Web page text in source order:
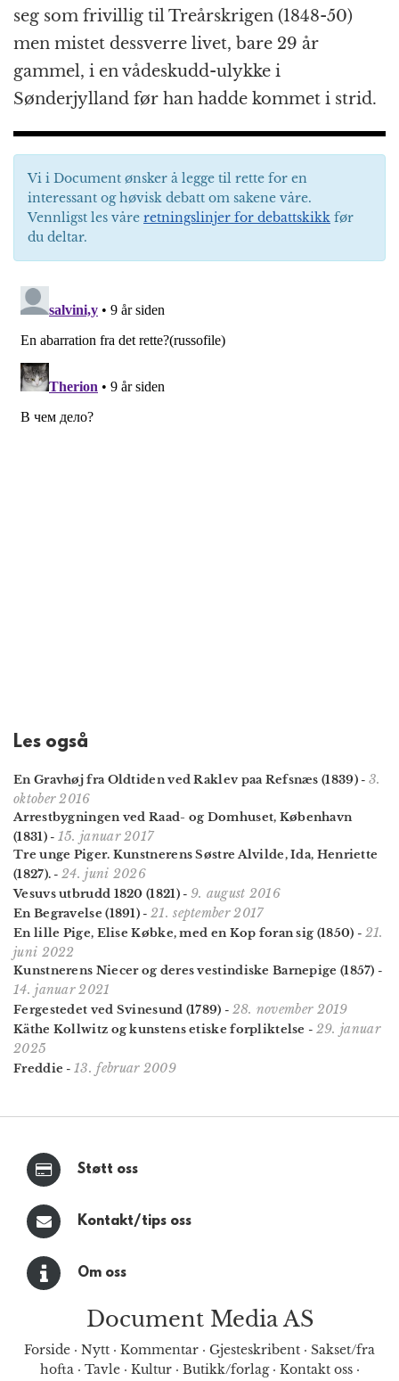
seg som frivillig til Treårskrigen (1848-50)
men mistet dessverre livet, bare 29 år
gammel, i en vådeskudd-ulykke i
Sønderjylland før han hadde kommet i strid.
Vi i Document ønsker å legge til rette for en
interessant og høvisk debatt om sakene våre.
Vennligst les våre retningslinjer for debattskikk før
du deltar.
Les også
En Gravhøj fra Oldtiden ved Raklev paa Refsnæs (1839)- 3.
oktober 2016
Arrestbygningen ved Raad- og Domhuset, København
(1831)- 15. januar 2017
Tre unge Piger. Kunstnerens Søstre Alvilde, Ida, Henriette
(1827). -24. juni 2026
Vesuvs utbrudd 1820 (1821)- 9. august 2016
En Begravelse (1891) - 21. september 2017
En lille Pige, Elise Købke, med en Kop foran sig (1850) - 21.
juni 2022
Kunstnerens Niecer og deres vestindiske Barnepige (1857) -
14. januar 2021
Fergestedet ved Svinesund (1789) - 28. november 2019
Käthe Kollwitz og kunstens etiske forpliktelse - 29. januar
2025
Freddie -13. februar 2009
Støtt oss
Kontakt/tips oss
Om oss
Document Media AS
Forside · Nytt · Kommentar · Gjesteskribent · Sakset/fra
hofta· Tavle· Kultur· Butikk/forlag· Kontakt oss·